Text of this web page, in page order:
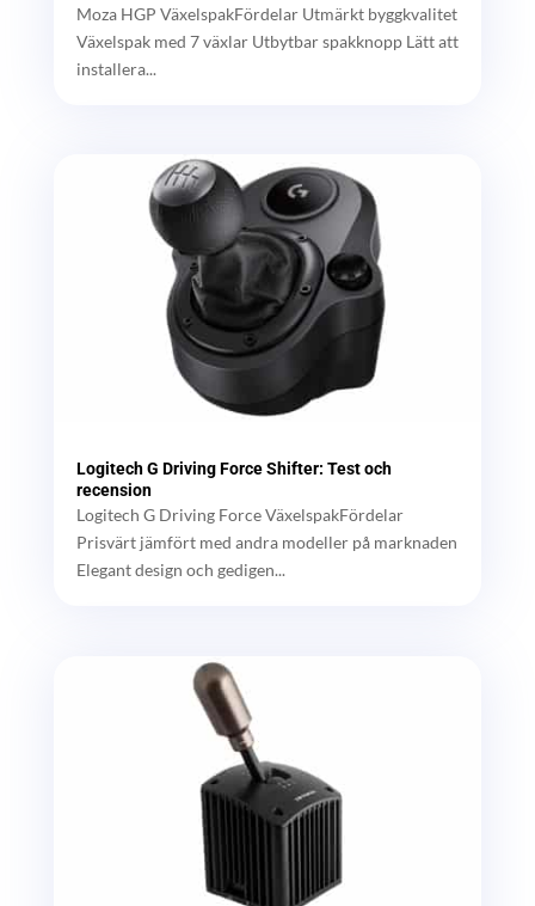
Moza HGP VäxelspakFördelar Utmärkt byggkvalitet
Växelspak med 7 växlar Utbytbar spakknopp Lätt att
installera...
Logitech G Driving Force Shifter: Test och
recension
Logitech G Driving Force VäxelspakFördelar
Prisvärt jämfört med andra modeller på marknaden
Elegant design och gedigen...